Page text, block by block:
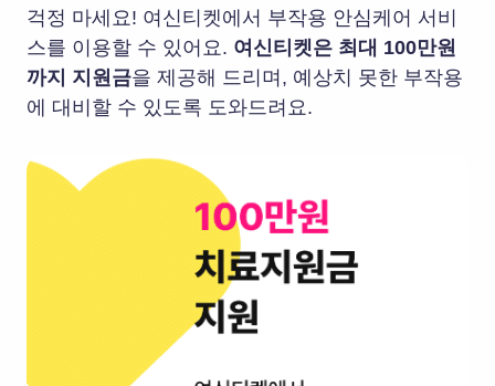
걱정 마세요! 여신티켓에서 부작용 안심케어 서비
스를 이용할 수 있어요. 여신티켓은 최대 100만원
까지 지원금을 제공해 드리며, 예상치 못한 부작용
에 대비할 수 있도록 도와드려요.